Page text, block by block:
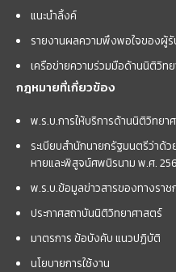
แนะนำลิ้งค์
รายงานผลความพึงพอใจของผู้รั
เครือข่ายความร่วมมือด้านนิติวิท
กฎหมายที่เกี่ยวข้อง
พ.ร.บ.การให้บริการด้านนิติวิทย
ระเบียบสำนักนายกรัฐมนตรีว่า
หายและพิสูจน์ศพนิรนาม พ.ศ.
พ.ร.บ.ข้อมูลข่าวสารของทางราช
ประกาศสถาบันนิติวิทยาศาสตร์
มาตรการ ข้อบังคับ แนวปฏิบัติ
นโยบายการใช้งาน